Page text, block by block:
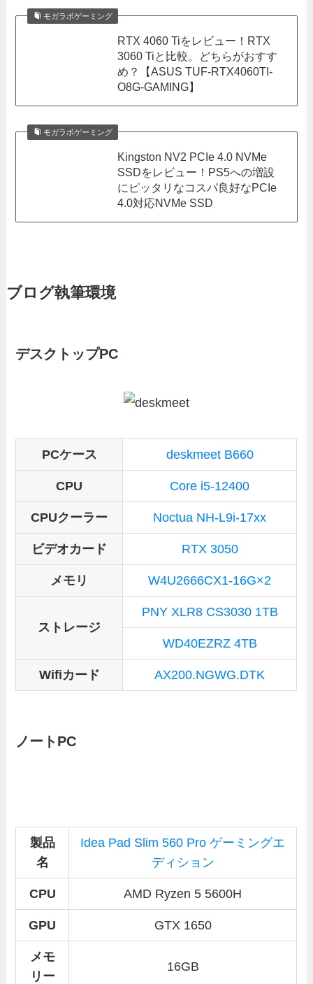
モガラボゲーミング
RTX 4060 Tiをレビュー！RTX
3060 Tiと比較。どちらがおすす
め？【ASUS TUF-RTX4060TI-
O8G-GAMING】
モガラボゲーミング
Kingston NV2 PCIe 4.0 NVMe
SSDをレビュー！PS5への増設
にピッタリなコスパ良好なPCIe
4.0対応NVMe SSD
ブログ執筆環境
デスクトップPC
PCケース deskmeet B660
CPU Core i5-12400
CPUクーラー Noctua NH-L9i-17xx
ビデオカード RTX 3050
メモリ W4U2666CX1-16G×2
ストレージ
PNY XLR8 CS3030 1TB
WD40EZRZ 4TB
Wifiカード AX200.NGWG.DTK
ノートPC
製品
名
Idea Pad Slim 560 Pro ゲーミングエ
ディション
CPU AMD Ryzen 5 5600H
GPU GTX 1650
メモ
リー
16GB